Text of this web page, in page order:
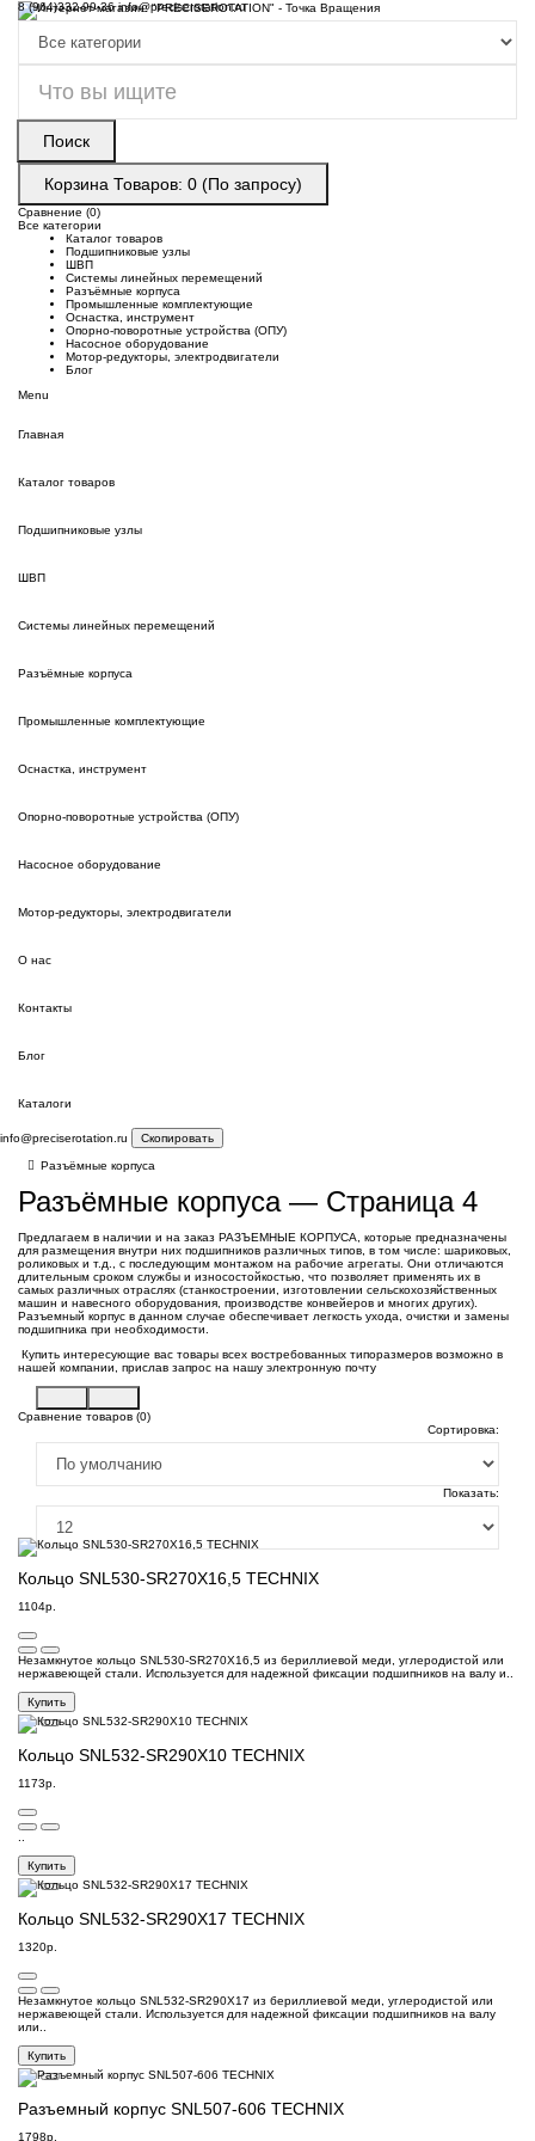
8 (964)332-99-36info@preciserotation.ru
Поиск
Корзина Товаров: 0 (По запросу)
Сравнение (0)
Все категории
Каталог товаров
Подшипниковые узлы
ШВП
Системы линейных перемещений
Разъёмные корпуса
Промышленные комплектующие
Оснастка, инструмент
Опорно-поворотные устройства (ОПУ)
Насосное оборудование
Мотор-редукторы, электродвигатели
Блог
Menu
Главная
Каталог товаров
Подшипниковые узлы
ШВП
Системы линейных перемещений
Разъёмные корпуса
Промышленные комплектующие
Оснастка, инструмент
Опорно-поворотные устройства (ОПУ)
Насосное оборудование
Мотор-редукторы, электродвигатели
О нас
Контакты
Блог
Каталоги
info@preciserotation.ru Скопировать
Разъёмные корпуса
Разъёмные корпуса — Страница 4
Предлагаем в наличии и на заказ РАЗЪЕМНЫЕ КОРПУСА, которые предназначены
для размещения внутри них подшипников различных типов, в том числе: шариковых,
роликовых и т.д., с последующим монтажом на рабочие агрегаты. Они отличаются
длительным сроком службы и износостойкостью, что позволяет применять их в
самых различных отраслях (станкостроении, изготовлении сельскохозяйственных
машин и навесного оборудования, производстве конвейеров и многих других).
Разъемный корпус в данном случае обеспечивает легкость ухода, очистки и замены
подшипника при необходимости.
Купить интересующие вас товары всех востребованных типоразмеров возможно в
нашей компании, прислав запрос на нашу электронную почту
Сравнение товаров (0)
Сортировка:
Показать:
Кольцо SNL530-SR270X16,5 TECHNIX
1104р.
Незамкнутое кольцо SNL530-SR270X16,5 из бериллиевой меди, углеродистой или
нержавеющей стали. Используется для надежной фиксации подшипников на валу и..
Купить
Кольцо SNL532-SR290X10 TECHNIX
1173р.
Купить
Кольцо SNL532-SR290X17 TECHNIX
1320р.
Незамкнутое кольцо SNL532-SR290X17 из бериллиевой меди, углеродистой или
нержавеющей стали. Используется для надежной фиксации подшипников на валу
или..
Купить
Разъемный корпус SNL507-606 TECHNIX
1798р.